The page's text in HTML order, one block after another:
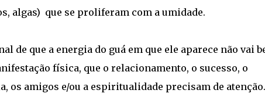
algas) que se proliferam com a umidade.
de que a energia do guá em que ele aparece não vai
física, que o relacionamento, o sucesso, o
os amigos e/ou a espiritualidade precisam de atenção.